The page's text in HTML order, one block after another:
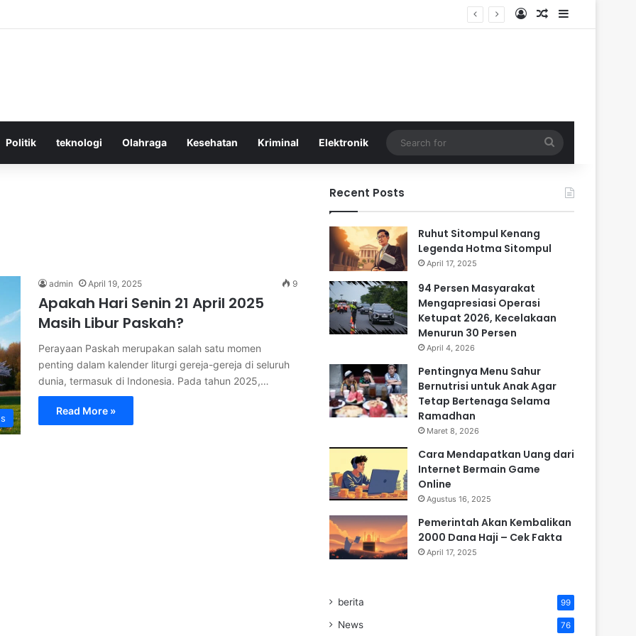
Log InRandom Article
Sidebar
Politik teknologi Olahraga Kesehatan Kriminal Elektronik
for
admin April 19, 2025 9
Apakah Hari Senin 21 April 2025
Masih Libur Paskah?
Perayaan Paskah merupakan salah satu momen
penting dalam kalender liturgi gereja-gereja di seluruh
dunia, termasuk di Indonesia. Pada tahun 2025,…
Read More »
Recent Posts
Ruhut Sitompul Kenang
Legenda Hotma Sitompul
April 17, 2025
94 Persen Masyarakat
Mengapresiasi Operasi
Ketupat 2026, Kecelakaan
Menurun 30 Persen
April 4, 2026
Pentingnya Menu Sahur
Bernutrisi untuk Anak Agar
Tetap Bertenaga Selama
Ramadhan
Maret 8, 2026
Cara Mendapatkan Uang dari
Internet Bermain Game
Online
Agustus 16, 2025
Pemerintah Akan Kembalikan
2000 Dana Haji – Cek Fakta
April 17, 2025
berita 99
News 76